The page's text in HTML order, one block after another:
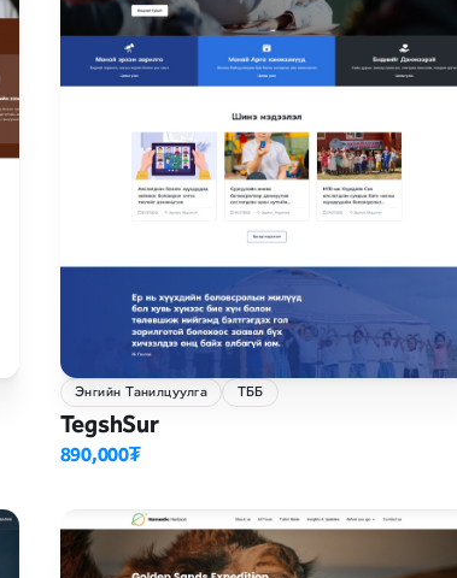
Энгийн Танилцуулга ТББ
TegshSur
890,000₮